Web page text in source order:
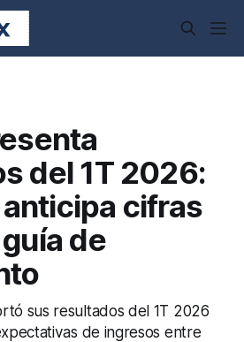
del 1T 2026:
cifras
de
sus resultados del 1T 2026
de ingresos entre